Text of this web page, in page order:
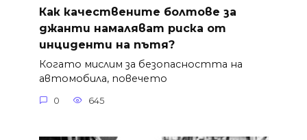
Как качествените болтове за
джанти намаляват риска от
инциденти на пътя?
Когато мислим за безопасността на
автомобила, повечето
0 645